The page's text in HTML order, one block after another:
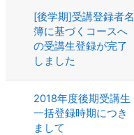
[後学期]受講登録者名
簿に基づくコースへ
の受講生登録が完了
しました
2018年度後期受講生
一括登録時期につき
まして